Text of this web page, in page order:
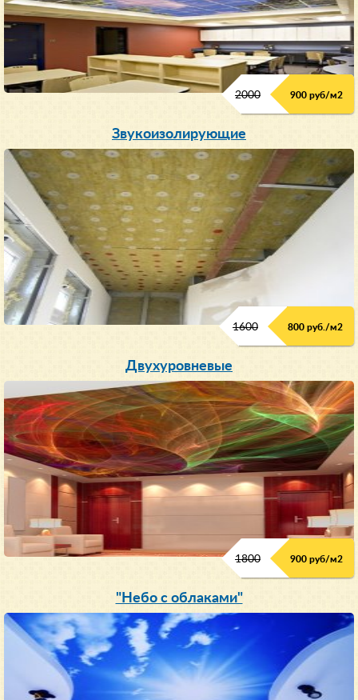
2000 900 руб/м2
Звукоизолирующие
1600 800 руб./м2
Двухуровневые
1800 900 руб/м2
"Небо с облаками"